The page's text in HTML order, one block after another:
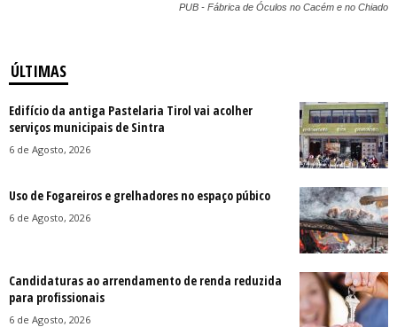
PUB - Fábrica de Óculos no Cacém e no Chiado
ÚLTIMAS
Edifício da antiga Pastelaria Tirol vai acolher
serviços municipais de Sintra
6 de Agosto, 2026
Uso de Fogareiros e grelhadores no espaço púbico
6 de Agosto, 2026
Candidaturas ao arrendamento de renda reduzida
para profissionais
6 de Agosto, 2026